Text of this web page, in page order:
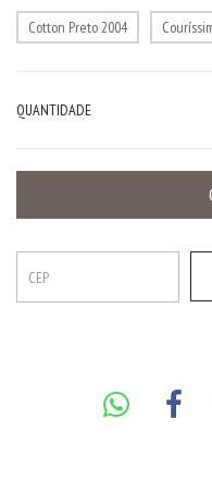
Cotton Preto 2004
QUANTIDADE